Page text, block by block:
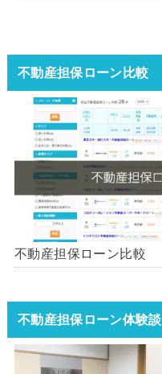
不動産担保ローン比較
不動産担保ローン比較
不動産担保ローン体験談